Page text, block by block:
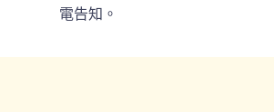
電告知。